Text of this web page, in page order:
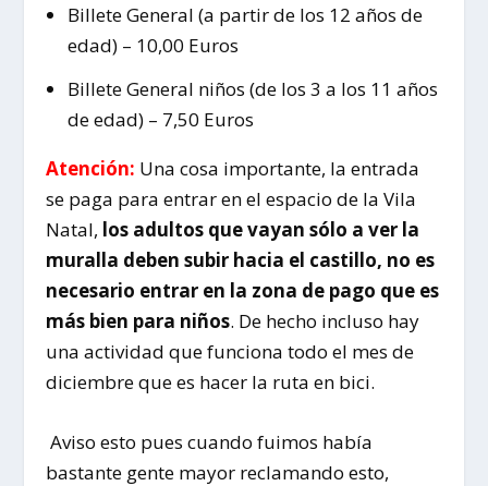
Billete General (a partir de los 12 años de
edad) – 10,00 Euros
Billete General niños (de los 3 a los 11 años
de edad) – 7,50 Euros
Atención: Una cosa importante, la entrada
se paga para entrar en el espacio de la Vila
Natal, los adultos que vayan sólo a ver la
muralla deben subir hacia el castillo, no es
necesario entrar en la zona de pago que es
más bien para niños. De hecho incluso hay
una actividad que funciona todo el mes de
diciembre que es hacer la ruta en bici.
Aviso esto pues cuando fuimos había
bastante gente mayor reclamando esto,